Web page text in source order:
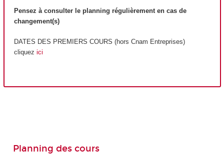
Pensez à consulter le planning régulièrement en cas de
changement(s)
DATES DES PREMIERS COURS (hors Cnam Entreprises)
cliquez ici
Planning des cours